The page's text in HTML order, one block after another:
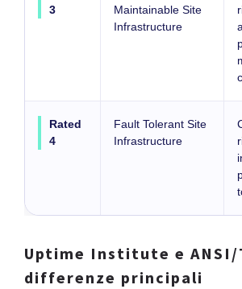
3
Maintainable Site
Infrastructure
Rated
4
Fault Tolerant Site
Infrastructure
Uptime Institute e ANSI/
differenze principali